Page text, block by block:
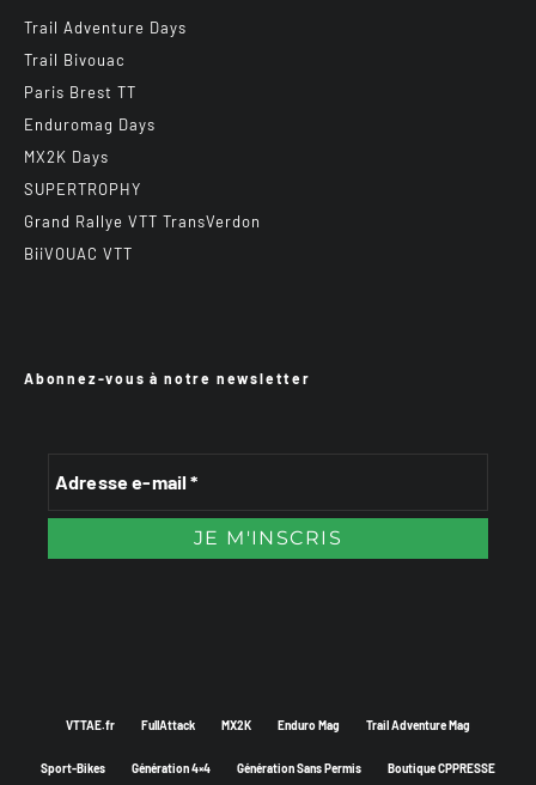
Trail Adventure Days
Trail Bivouac
Paris Brest TT
Enduromag Days
MX2K Days
SUPERTROPHY
Grand Rallye VTT TransVerdon
BiiVOUAC VTT
Abonnez-vous à notre newsletter
VTTAE.fr FullAttack MX2K Enduro Mag Trail Adventure Mag
Sport-Bikes Génération 4×4 Génération Sans Permis Boutique CPPRESSE